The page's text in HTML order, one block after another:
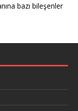
bazı bileşenler